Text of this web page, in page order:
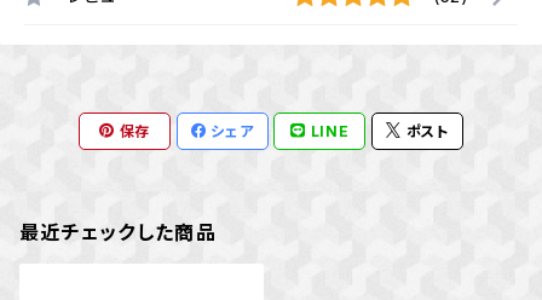
保存 シェア LINE ポスト
最近チェックした商品